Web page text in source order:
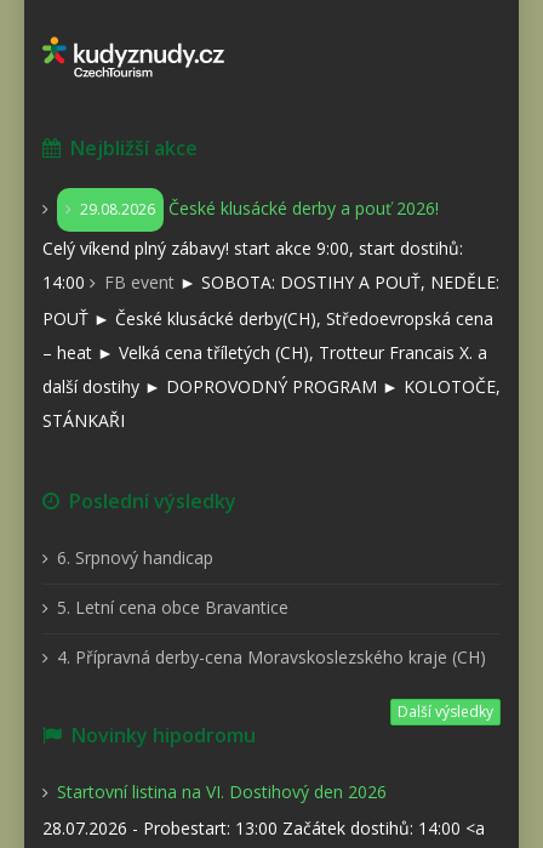
Nejbližší akce
29.08.2026
České klusácké derby a pouť 2026!
Celý víkend plný zábavy! start akce 9:00, start dostihů:
14:00
FB event ► SOBOTA: DOSTIHY A POUŤ, NEDĚLE:
POUŤ ► České klusácké derby(CH), Středoevropská cena
– heat ► Velká cena tříletých (CH), Trotteur Francais X. a
další dostihy ► DOPROVODNÝ PROGRAM ► KOLOTOČE,
STÁNKAŘI
Poslední výsledky
6. Srpnový handicap
5. Letní cena obce Bravantice
4. Přípravná derby-cena Moravskoslezského kraje (CH)
Další výsledky
Novinky hipodromu
Startovní listina na VI. Dostihový den 2026
28.07.2026 - Probestart: 13:00 Začátek dostihů: 14:00 <a